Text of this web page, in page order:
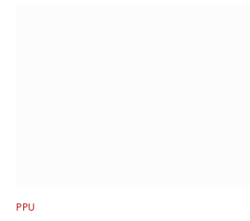
PPU